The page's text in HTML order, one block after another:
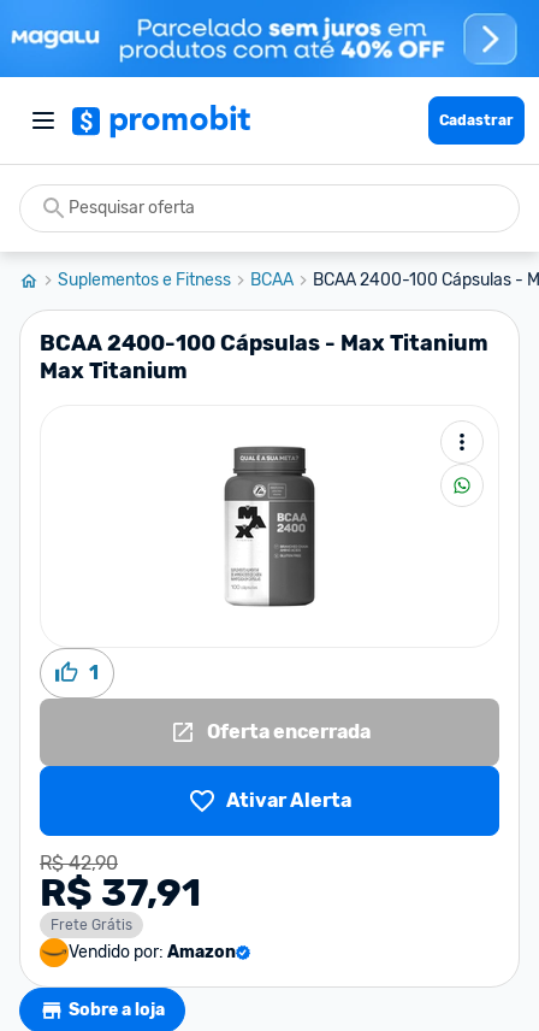
Cadastrar
Suplementos e Fitness BCAA BCAA 2400-100 Cápsulas -
BCAA 2400-100 Cápsulas - Max Titanium
Max Titanium
1
Oferta encerrada
Ativar Alerta
R$ 42,90
R$ 37,91
Frete Grátis
Vendido por: Amazon
Sobre a loja